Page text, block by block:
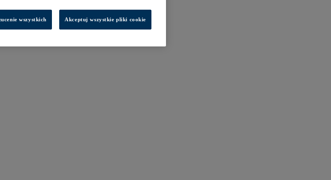
wszystkich Akceptuj wszystkie pliki cookie